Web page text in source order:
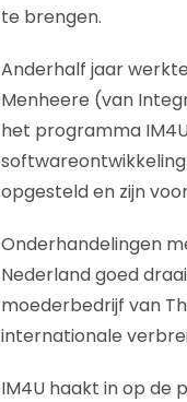
te brengen.
Anderhalf jaar
Menheere (van
het programma
opgesteld en zijn
Onderhandelingen
Nederland goed
moederbedrijf van
internationale
IM4U haakt in op de